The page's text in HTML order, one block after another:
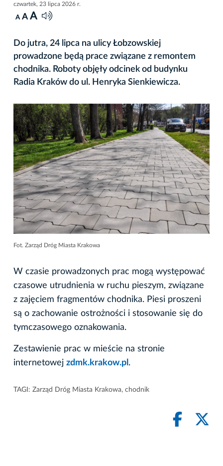
czwartek, 23 lipca 2026 r.
A A A
Do jutra, 24 lipca na ulicy Łobzowskiej
prowadzone będą prace związane z remontem
chodnika. Roboty objęły odcinek od budynku
Radia Kraków do ul. Henryka Sienkiewicza.
Fot. Zarząd Dróg Miasta Krakowa
W czasie prowadzonych prac mogą występować
czasowe utrudnienia w ruchu pieszym, związane
z zajęciem fragmentów chodnika. Piesi proszeni
są o zachowanie ostrożności i stosowanie się do
tymczasowego oznakowania.
Zestawienie prac w mieście na stronie
internetowej zdmk.krakow.pl .
TAGI: Zarząd Dróg Miasta Krakowa, chodnik